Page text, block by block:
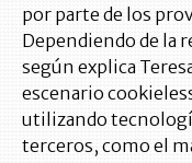
por parte de los
Dependiendo de la
según explica
escenario
utilizando
terceros, como el